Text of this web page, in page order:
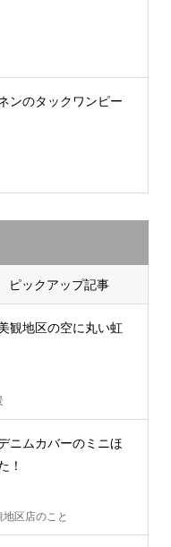
ンのタックワンピー
ピックアップ記事
観地区の空に丸い虹
ニムカバーのミニほ
！
地区店のこと